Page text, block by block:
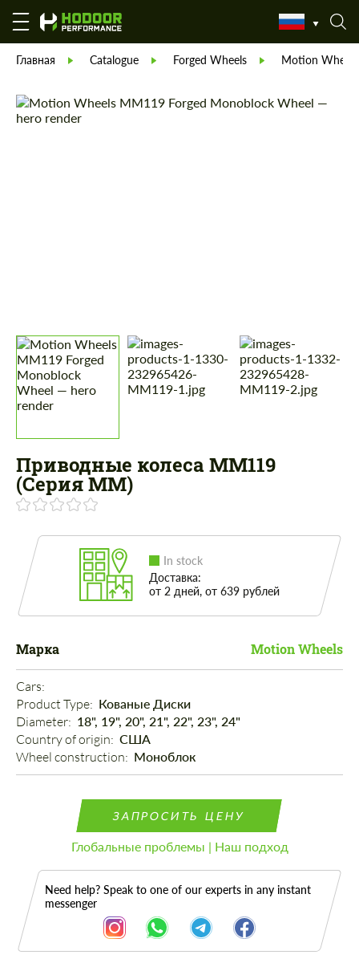
Главная Catalogue Forged Wheels Motion Wheels
Приводные колеса MM119
(Серия ММ)
In stock
Доставка:
от 2 дней, от 639 рублей
Марка Motion Wheels
Cars:
Product Type: Кованые Диски
Diameter: 18", 19", 20", 21", 22", 23", 24"
Country of origin: США
Wheel construction: Моноблок
ЗАПРОСИТЬ ЦЕНУ
Глобальные проблемы | Наш подход
Need help? Speak to one of our experts in any instant
messenger